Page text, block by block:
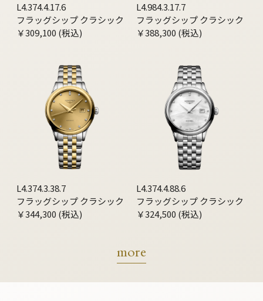
L4.374.4.17.6
フラッグシップ クラシック
￥309,100 (税込)
L4.984.3.17.7
フラッグシップ クラシック
￥388,300 (税込)
L4.374.3.38.7
フラッグシップ クラシック
￥344,300 (税込)
L4.374.4.88.6
フラッグシップ クラシック
￥324,500 (税込)
more